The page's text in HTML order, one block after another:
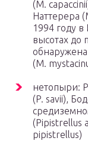
(M.
Наттерера
1994 году
высотах до
обнаружена
(M.
нетопыри:
(P. savii),
(Pipistrellus
pipistrellus)